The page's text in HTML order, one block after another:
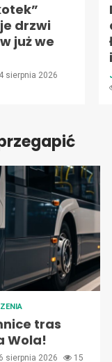
drzwi
już we
4 sierpnia 2026
tras
Wola!
6 sierpnia 2026 15